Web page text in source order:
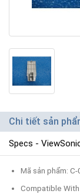
Chi tiết sản
Specs -
Mã sản phẩm:
Compatible With